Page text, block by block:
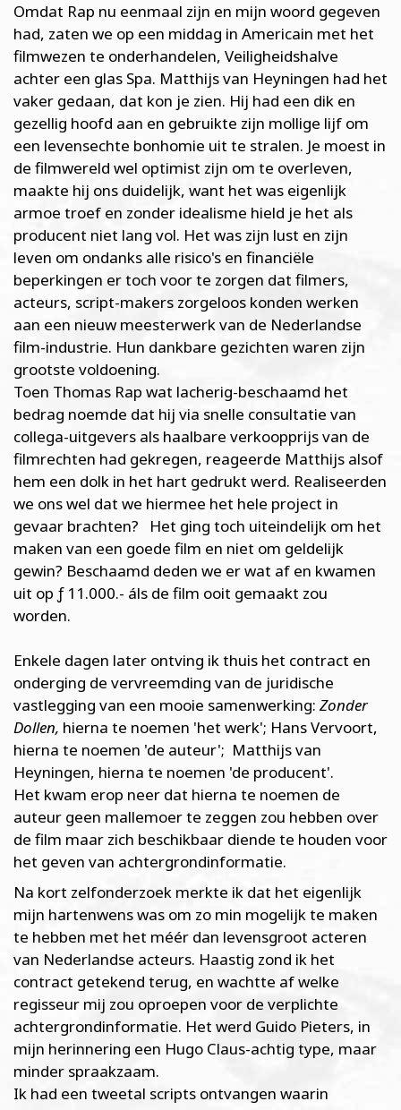
Omdat Rap nu eenmaal zijn en mijn woord gegeven
had, zaten we op een middag in Americain met het
filmwezen te onderhandelen, Veiligheidshalve
achter een glas Spa. Matthijs van Heyningen had het
vaker gedaan, dat kon je zien. Hij had een dik en
gezellig hoofd aan en gebruikte zijn mollige lijf om
een levensechte bonhomie uit te stralen. Je moest in
de filmwereld wel optimist zijn om te overleven,
maakte hij ons duidelijk, want het was eigenlijk
armoe troef en zonder idealisme hield je het als
producent niet lang vol. Het was zijn lust en zijn
leven om ondanks alle risico's en financiële
beperkingen er toch voor te zorgen dat filmers,
acteurs, script-makers zorgeloos konden werken
aan een nieuw meesterwerk van de Nederlandse
film-industrie. Hun dankbare gezichten waren zijn
grootste voldoening.
Toen Thomas Rap wat lacherig-beschaamd het
bedrag noemde dat hij via snelle consultatie van
collega-uitgevers als haalbare verkoopprijs van de
filmrechten had gekregen, reageerde Matthijs alsof
hem een dolk in het hart gedrukt werd. Realiseerden
we ons wel dat we hiermee het hele project in
gevaar brachten? Het ging toch uiteindelijk om het
maken van een goede film en niet om geldelijk
gewin? Beschaamd deden we er wat af en kwamen
uit op ƒ 11.000.- áls de film ooit gemaakt zou
worden.
Enkele dagen later ontving ik thuis het contract en
onderging de vervreemding van de juridische
vastlegging van een mooie samenwerking: Zonder
Dollen, hierna te noemen 'het werk'; Hans Vervoort,
hierna te noemen 'de auteur'; Matthijs van
Heyningen, hierna te noemen 'de producent'.
Het kwam erop neer dat hierna te noemen de
auteur geen mallemoer te zeggen zou hebben over
de film maar zich beschikbaar diende te houden voor
het geven van achtergrondinformatie.
Na kort zelfonderzoek merkte ik dat het eigenlijk
mijn hartenwens was om zo min mogelijk te maken
te hebben met het méér dan levensgroot acteren
van Nederlandse acteurs. Haastig zond ik het
contract getekend terug, en wachtte af welke
regisseur mij zou oproepen voor de verplichte
achtergrondinformatie. Het werd Guido Pieters, in
mijn herinnering een Hugo Claus-achtig type, maar
minder spraakzaam.
Ik had een tweetal scripts ontvangen waarin